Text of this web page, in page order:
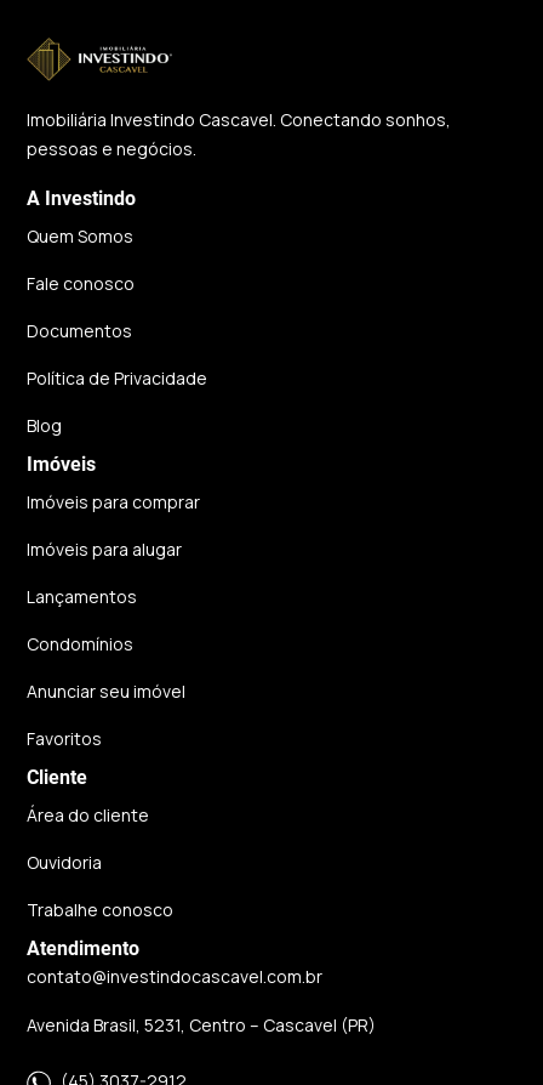
Imobiliária Investindo Cascavel. Conectando sonhos,
pessoas e negócios.
A Investindo
Quem Somos
Fale conosco
Documentos
Política de Privacidade
Blog
Imóveis
Imóveis para comprar
Imóveis para alugar
Lançamentos
Condomínios
Anunciar seu imóvel
Favoritos
Cliente
Área do cliente
Ouvidoria
Trabalhe conosco
Atendimento
contato@investindocascavel.com.br
Avenida Brasil, 5231, Centro – Cascavel (PR)